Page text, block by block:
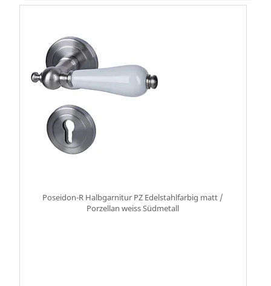
Poseidon-R Halbgarnitur PZ Edelstahlfarbig matt /
Porzellan weiss Südmetall